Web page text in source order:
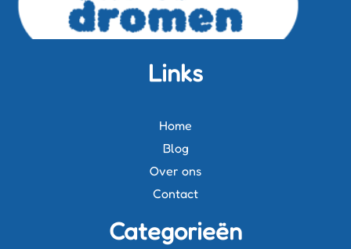
Links
Home
Blog
Over ons
Contact
Categorieën